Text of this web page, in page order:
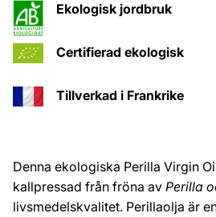
Ekologisk jordbruk
Certifierad ekologisk
Tillverkad i Frankrike
Denna ekologiska Perilla Virgin
kallpressad från fröna av Perilla
livsmedelskvalitet. Perillaolja är